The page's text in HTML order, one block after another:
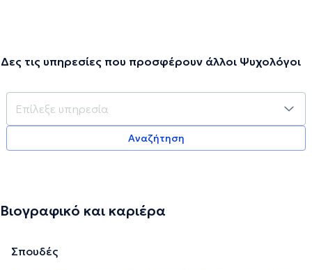
Δες τις υπηρεσίες που προσφέρουν άλλοι Ψυχολόγοι
Αναζήτηση
Βιογραφικό και καριέρα
Σπουδές